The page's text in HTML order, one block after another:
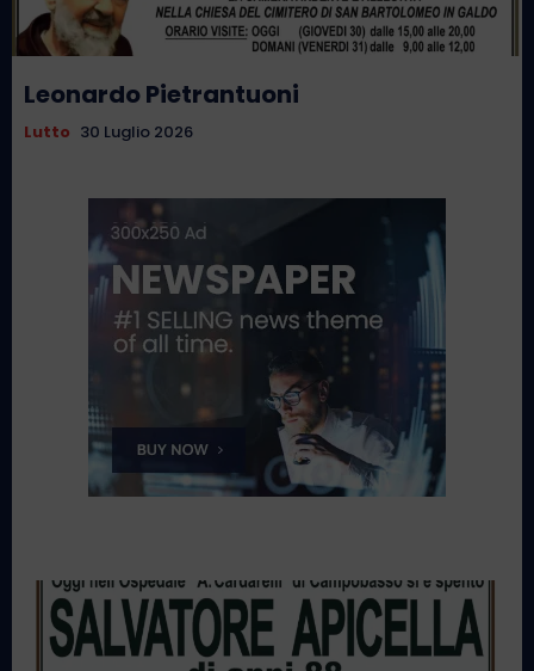
Leonardo Pietrantuoni
Lutto 30 Luglio 2026